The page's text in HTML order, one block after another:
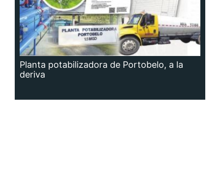
Planta potabilizadora de Portobelo, a la
deriva